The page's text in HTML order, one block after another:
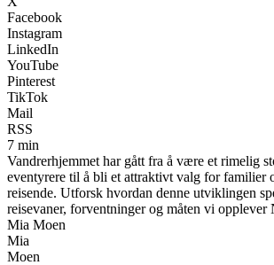
Facebook
Instagram
LinkedIn
YouTube
Pinterest
TikTok
Mail
RSS
7 min
Vandrerhjemmet har gått fra å være et rimelig
eventyrere til å bli et attraktivt valg for familier
reisende. Utforsk hvordan denne utviklingen
reisevaner, forventninger og måten vi opplever
Mia Moen
Mia
Moen